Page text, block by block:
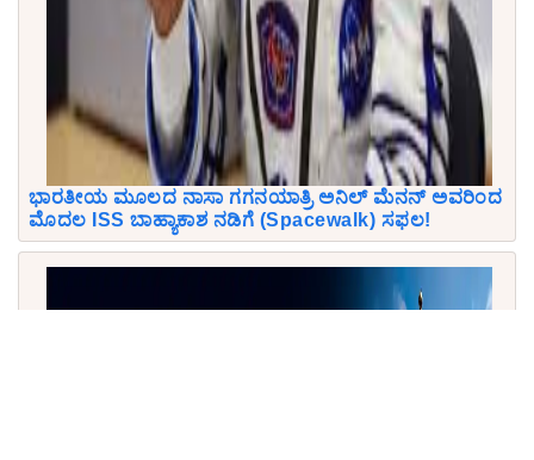
ಭಾರತೀಯ ಮೂಲದ ನಾಸಾ ಗಗನಯಾತ್ರಿ ಅನಿಲ್ ಮೆನನ್ ಅವರಿಂದ
ಮೊದಲ ISS ಬಾಹ್ಯಾಕಾಶ ನಡಿಗೆ (Spacewalk) ಸಫಲ!